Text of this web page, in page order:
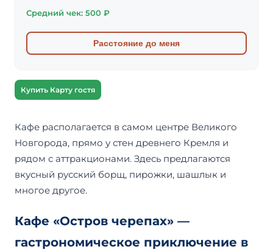
Средний чек: 500 ₽
Расстояние до меня
Купить Карту гостя
Кафе располагается в самом центре Великого
Новгорода, прямо у стен древнего Кремля и
рядом с аттракционами. Здесь предлагаются
вкусный русский борщ, пирожки, шашлык и
многое другое.
Кафе «Остров черепах» —
гастрономическое приключение в